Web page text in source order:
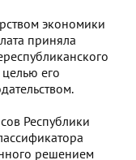
экономики
приняла
его
Республики
решением